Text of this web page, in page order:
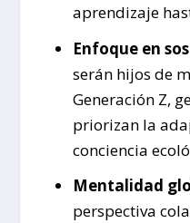
aprendizaje
Enfoque en
serán hijos de
Generación Z,
priorizan la
conciencia
Mentalidad
perspectiva